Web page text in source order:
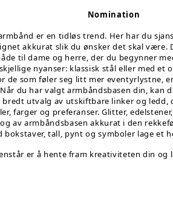
Nomination
er en tidløs trend. Her har du
akkurat slik du ønsker det skal være.
til dame og herre, der du begynner
nyanser: klassisk stål eller med et
de som føler seg litt mer eventyrlystne,
du har valgt armbåndsbasen din, kan
bredt utvalg av utskiftbare linker og ledd,
farger og preferanser. Glitter,
av armbåndsbasen akkurat i den
bokstaver, tall, pynt og symboler lage et
er å hente fram kreativiteten din og